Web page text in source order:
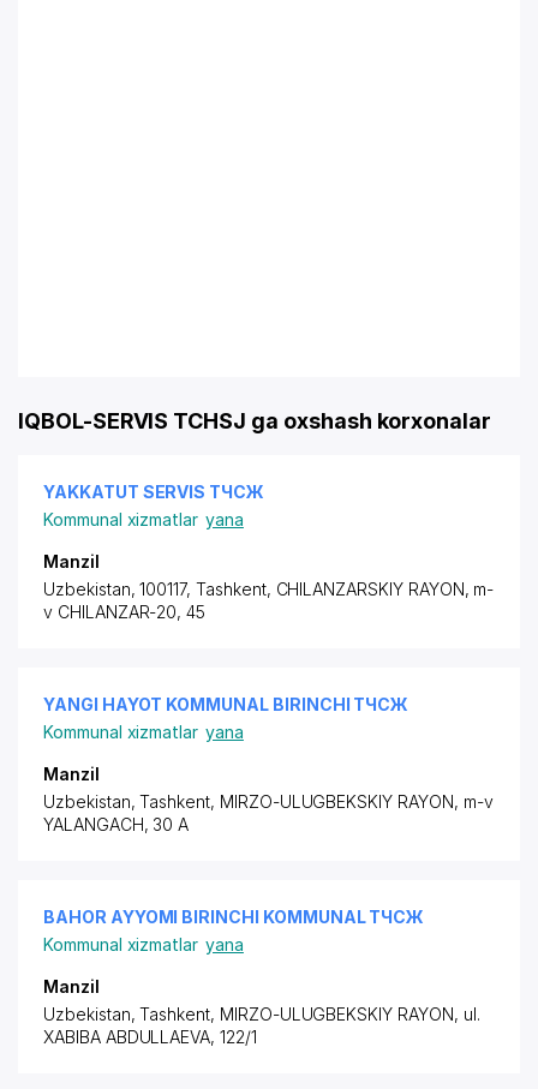
IQBOL-SERVIS TCHSJ ga oxshash korxonalar
YAKKATUT SERVIS ТЧСЖ
Kommunal xizmatlar yana
Manzil
Uzbekistan, 100117, Tashkent, CHILANZARSKIY RAYON, m-
v CHILANZAR-20, 45
YANGI HAYOT KOMMUNAL BIRINCHI ТЧСЖ
Kommunal xizmatlar yana
Manzil
Uzbekistan, Tashkent, MIRZO-ULUGBEKSKIY RAYON, m-v
YALANGACH, 30 A
BAHOR AYYOMI BIRINCHI KOMMUNAL ТЧСЖ
Kommunal xizmatlar yana
Manzil
Uzbekistan, Tashkent, MIRZO-ULUGBEKSKIY RAYON, ul.
XABIBA ABDULLAEVA, 122/1